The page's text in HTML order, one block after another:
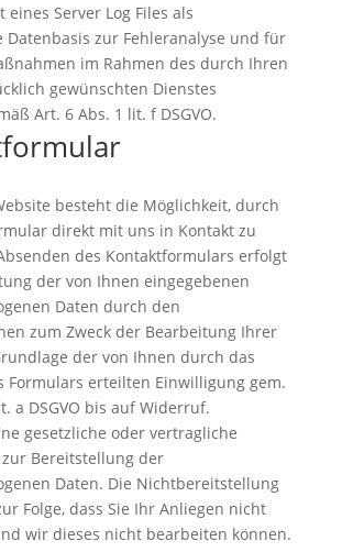
eines Server Log Files als
Datenbasis zur Fehleranalyse und für
im Rahmen des durch Ihren
gewünschten Dienstes
Art. 6 Abs. 1 lit. f DSGVO.
besteht die Möglichkeit, durch
direkt mit uns in Kontakt zu
des Kontaktformulars erfolgt
der von Ihnen eingegebenen
Daten durch den
zum Zweck der Bearbeitung Ihrer
der von Ihnen durch das
Formulars erteilten Einwilligung gem.
a DSGVO bis auf Widerruf.
gesetzliche oder vertragliche
Bereitstellung der
Daten. Die Nichtbereitstellung
Folge, dass Sie Ihr Anliegen nicht
wir dieses nicht bearbeiten können.